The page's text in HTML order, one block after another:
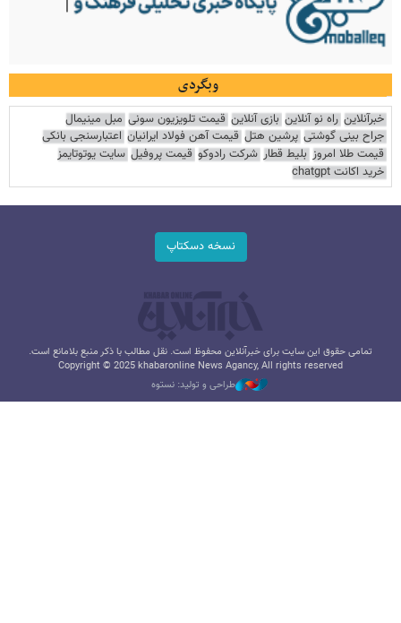
وبگردی
خبرآنلاین راه نو آنلاین بازی آنلاین قیمت تلویزیون سونی مبل مینیمال
جراح بینی گوشتی پرشین هتل قیمت آهن فولاد ایرانیان اعتبارسنجی بانکی
قیمت طلا امروز بلیط قطار شرکت رادوکو قیمت پروفیل سایت یوتوتایمز
خرید اکانت chatgpt
نسخه دسکتاپ
تمامی حقوق این سایت برای خبرآنلاین محفوظ است. نقل مطالب با ذکر منبع بلامانع است.
Copyright © 2025 khabaronline News Agancy, All rights reserved
طراحی و تولید: نستوه